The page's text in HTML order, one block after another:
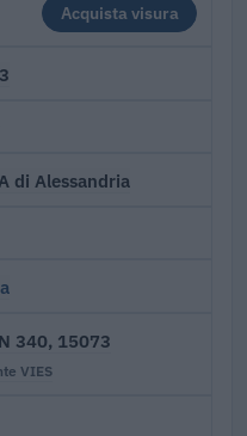
Acquista visura
di Alessandria
340, 15073
VIES